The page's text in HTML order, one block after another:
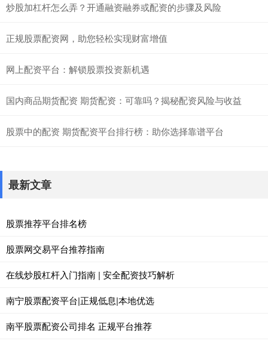
炒股加杠杆怎么弄？开通融资融券或配资的步骤及风险
正规股票配资网，助您轻松实现财富增值
网上配资平台：解锁股票投资新机遇
国内商品期货配资 期货配资：可靠吗？揭秘配资风险与收益
股票中的配资 期货配资平台排行榜：助你选择靠谱平台
最新文章
股票推荐平台排名榜
股票网交易平台推荐指南
在线炒股杠杆入门指南 | 安全配资技巧解析
南宁股票配资平台|正规低息|本地优选
南平股票配资公司排名 正规平台推荐